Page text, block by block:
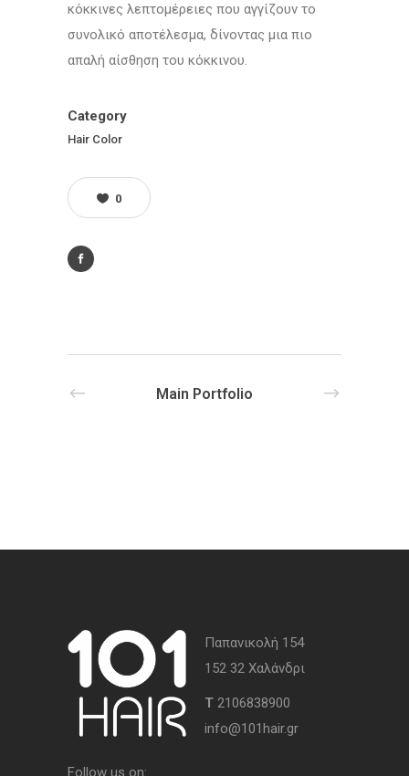
κόκκινες λεπτομέρειες που αγγίζουν το
συνολικό αποτέλεσμα, δίνοντας μια πιο
απαλή αίσθηση του κόκκινου.
Category
Hair Color
0
Main Portfolio
Παπανικολή 154
152 32 Χαλάνδρι
Τ 2106838900
info@101hair.gr
Follow us on: